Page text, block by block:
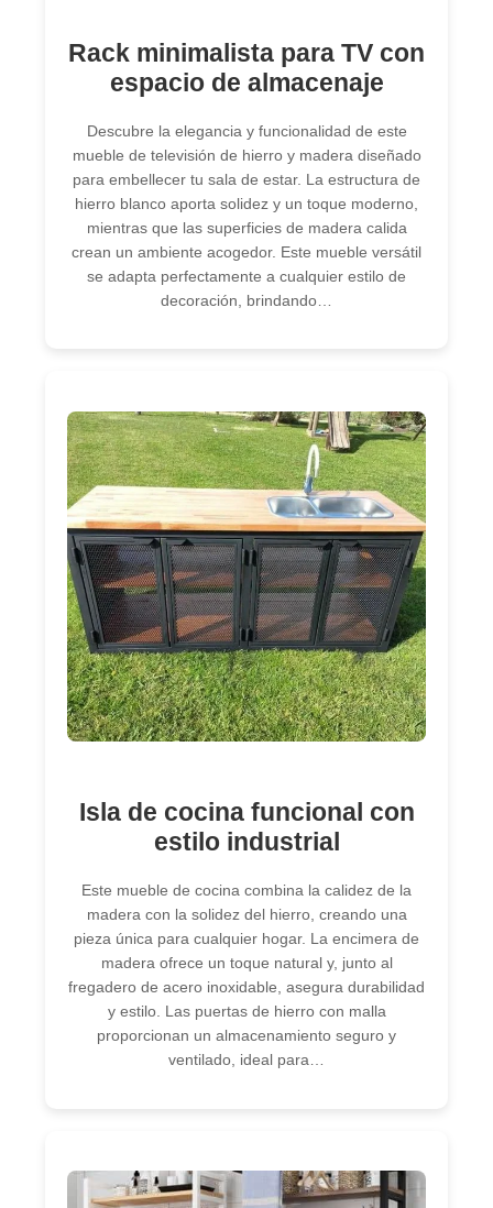
Rack minimalista para TV con
espacio de almacenaje
Descubre la elegancia y funcionalidad de este
mueble de televisión de hierro y madera diseñado
para embellecer tu sala de estar. La estructura de
hierro blanco aporta solidez y un toque moderno,
mientras que las superficies de madera calida
crean un ambiente acogedor. Este mueble versátil
se adapta perfectamente a cualquier estilo de
decoración, brindando…
Isla de cocina funcional con
estilo industrial
Este mueble de cocina combina la calidez de la
madera con la solidez del hierro, creando una
pieza única para cualquier hogar. La encimera de
madera ofrece un toque natural y, junto al
fregadero de acero inoxidable, asegura durabilidad
y estilo. Las puertas de hierro con malla
proporcionan un almacenamiento seguro y
ventilado, ideal para…